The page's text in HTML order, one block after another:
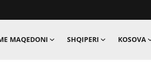
MAQEDONI SHQIPERI KOSOVA